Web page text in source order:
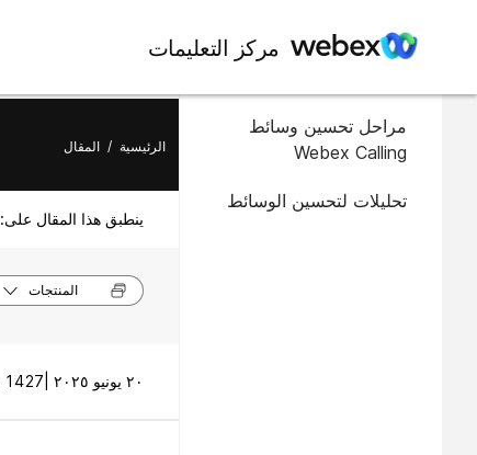
مركز التعليمات
في هذه المقالة
مراحل تحسين وسائط
Webex Calling
تحليلات لتحسين الوسائط
الرئيسية / المقال
ينطبق هذا المقال على:
المنتجات
٢٠ يونيو ٢٠٢٥ | 1427 طريقة (طرق) العرض |